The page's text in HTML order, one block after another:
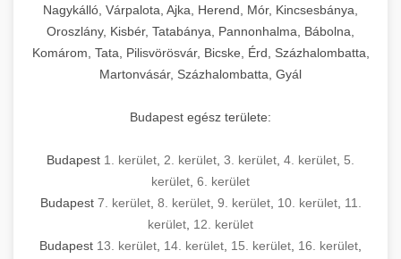
Nagykálló, Várpalota, Ajka, Herend, Mór, Kincsesbánya,
Oroszlány, Kisbér, Tatabánya, Pannonhalma, Bábolna,
Komárom, Tata, Pilisvörösvár, Bicske, Érd, Százhalombatta,
Martonvásár, Százhalombatta, Gyál
Budapest egész területe:
Budapest 1. kerület 2. kerület 3. kerület 4. kerület 5.
kerület 6. kerület
Budapest 7. kerület, 8. kerület, 9. kerület, 10. kerület, 11.
kerület 12. kerület
Budapest 13. kerület 14. kerület 15. kerület 16. kerület